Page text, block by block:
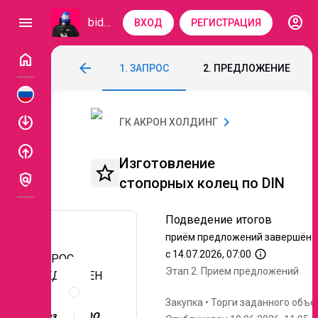
menu bidzaar ВХОД РЕГИСТРАЦИЯ
account_circle
home
enable
enable
policy
arrow_back 1. ЗАПРОС 2. ПРЕДЛОЖЕНИЕ
Описание
ГК АКРОН ХОЛДИНГ chevron_right
star_border Изготовление
стопорных колец по DIN
ЗАПРОС
ПРЕДЛОЖЕН
Подведение итогов
приём предложений завершён
с 14.07.2026, 07:00 info_outline
Этап 2. Прием предложений
Закупка • Торги заданного